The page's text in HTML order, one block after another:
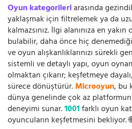
Oyun kategorileriarasında
yaklaşmak için filtrelemek ya da
kalmazsınız. İlgi alanınıza en
bulabilir, daha önce hiç
ve oyun alışkanlıklarınızı sürekli
sistemli ve detaylı yapı, oyun
olmaktan çıkarır; keşfetmeye
sürece dönüştürür.Microoyun, bu
dünya genelinde çok az
deneyimi sunar.1001farklı oyun
oyuncuların keşfetmesini bekliyor.